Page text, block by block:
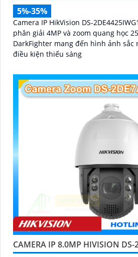
5%-35%
Camera IP HikVision DS-
phân giải 4MP và zoom quang học
DarkFighter mang đến hình ảnh sắc
điều kiện thiếu sáng
CAMERA IP 8.0MP HIVISION DS-